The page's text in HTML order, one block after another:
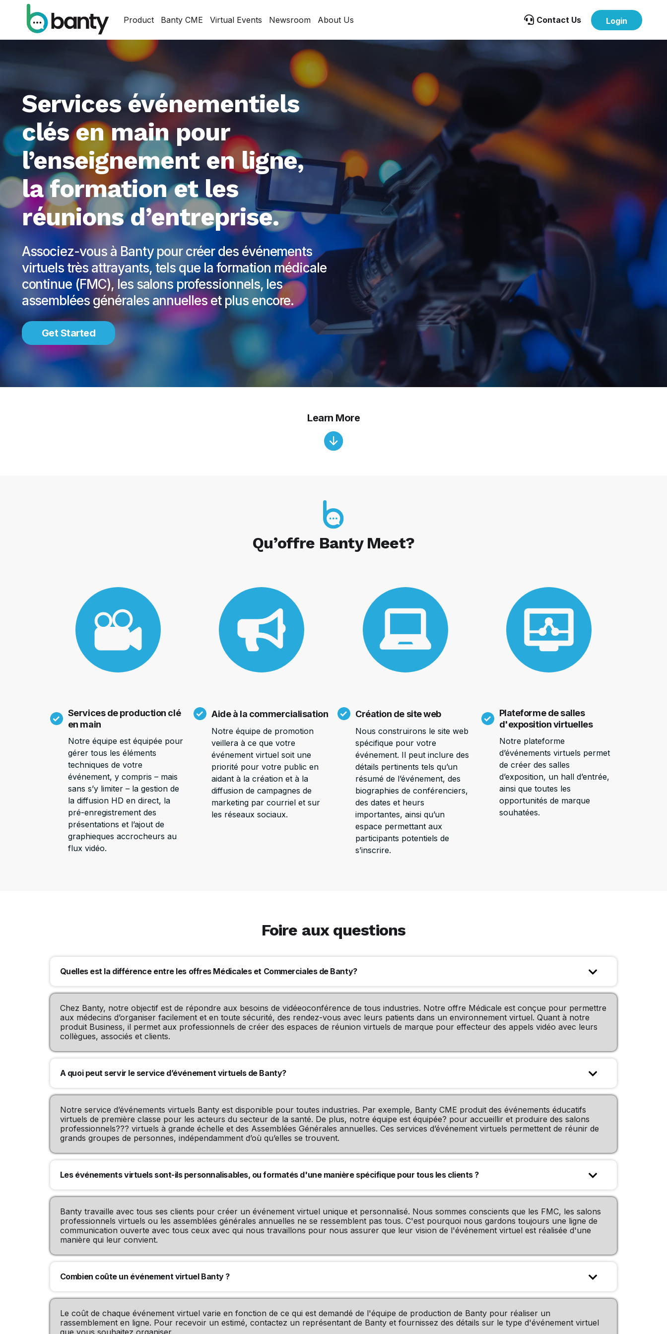
Product Banty CME Virtual Events Newsroom About Us  Contact Us Login
Services événementiels
clés en main pour
l’enseignement en ligne,
la formation et les
réunions d’entreprise.
Associez-vous à Banty pour créer des événements
virtuels très attrayants, tels que la formation médicale
continue (FMC), les salons professionnels, les
assemblées générales annuelles et plus encore.
Get Started
Learn More
Qu’offre Banty Meet?
Services de production clé
en main
Notre équipe est équipée pour
gérer tous les éléments
techniques de votre
événement, y compris – mais
sans s’y limiter – la gestion de
la diffusion HD en direct, la
pré-enregistrement des
présentations et l’ajout de
graphieques accrocheurs au
flux vidéo.
Aide à la commercialisation
Notre équipe de promotion
veillera à ce que votre
événement virtuel soit une
priorité pour votre public en
aidant à la création et à la
diffusion de campagnes de
marketing par courriel et sur
les réseaux sociaux.
Création de site web
Nous construirons le site web
spécifique pour votre
événement. Il peut inclure des
détails pertinents tels qu’un
résumé de l’événement, des
biographies de conférenciers,
des dates et heurs
importantes, ainsi qu’un
espace permettant aux
participants potentiels de
s’inscrire.
Plateforme de salles
d'exposition virtuelles
Notre plateforme
d’événements virtuels permet
de créer des salles
d’exposition, un hall d’entrée,
ainsi que toutes les
opportunités de marque
souhatées.
Foire aux questions
Quelles est la différence entre les offres Médicales et Commerciales de Banty? 
Chez Banty, notre objectif est de répondre aux besoins de vidéeoconférence de tous industries. Notre offre Médicale est conçue pour permettre
aux médecins d’organiser facilement et en toute sécurité, des rendez-vous avec leurs patients dans un environnement virtuel. Quant à notre
produit Business, il permet aux professionnels de créer des espaces de réunion virtuels de marque pour effecteur des appels vidéo avec leurs
collègues, associés et clients.
A quoi peut servir le service d’événement virtuels de Banty? 
Notre service d’événements virtuels Banty est disponible pour toutes industries. Par exemple, Banty CME produit des événements éducatifs
virtuels de première classe pour les acteurs du secteur de la santé. De plus, notre équipe est équipée? pour accueillir et produire des salons
professionnels??? virtuels à grande échelle et des Assemblées Générales annuelles. Ces services d’événement virtuels permettent de réunir de
grands groupes de personnes, indépendamment d’où qu’elles se trouvent.
Les événements virtuels sont-ils personnalisables, ou formatés d'une manière spécifique pour tous les clients ? 
Banty travaille avec tous ses clients pour créer un événement virtuel unique et personnalisé. Nous sommes conscients que les FMC, les salons
professionnels virtuels ou les assemblées générales annuelles ne se ressemblent pas tous. C'est pourquoi nous gardons toujours une ligne de
communication ouverte avec tous ceux avec qui nous travaillons pour nous assurer que leur vision de l'événement virtuel est réalisée d'une
manière qui leur convient.
Combien coûte un événement virtuel Banty ? 
Le coût de chaque événement virtuel varie en fonction de ce qui est demandé de l'équipe de production de Banty pour réaliser un
rassemblement en ligne. Pour recevoir un estimé, contactez un représentant de Banty et fournissez des détails sur le type d'événement virtuel